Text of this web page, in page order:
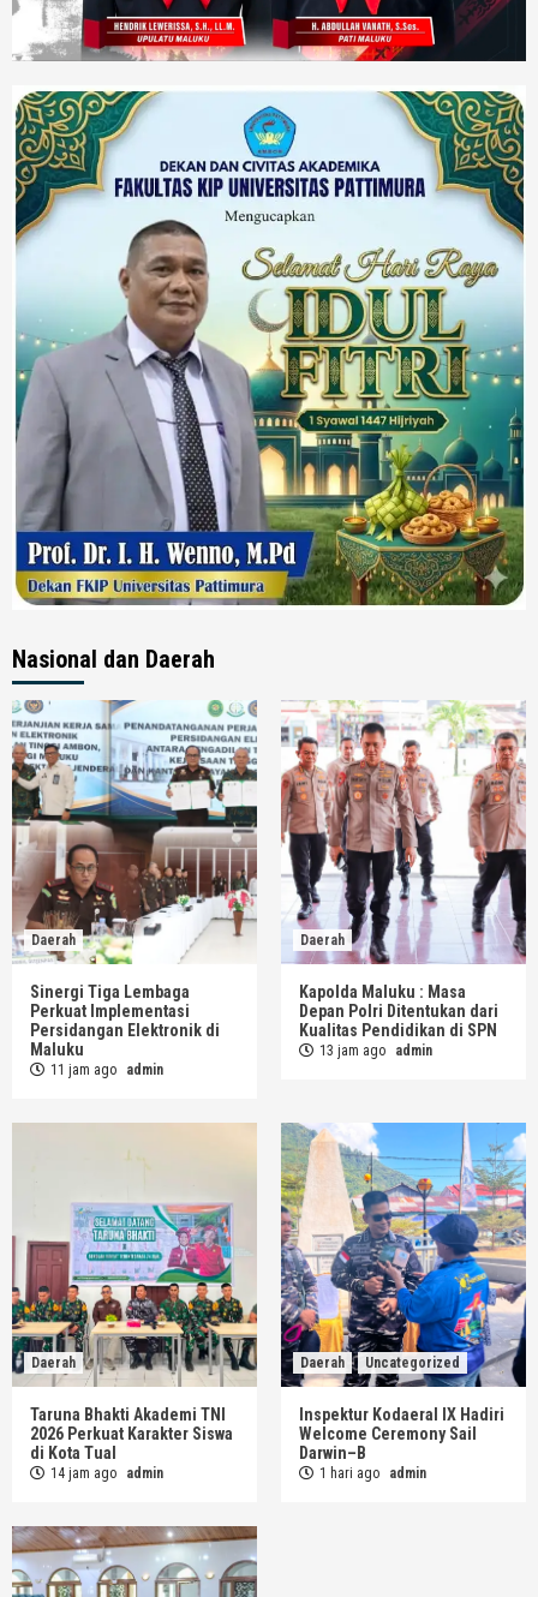
Nasional dan Daerah
Daerah
Sinergi Tiga Lembaga
Perkuat Implementasi
Persidangan Elektronik di
Maluku
11 jam ago admin
Daerah
Kapolda Maluku : Masa
Depan Polri Ditentukan dari
Kualitas Pendidikan di SPN
13 jam ago admin
Daerah
Taruna Bhakti Akademi TNI
2026 Perkuat Karakter Siswa
di Kota Tual
14 jam ago admin
Daerah Uncategorized
Inspektur Kodaeral IX Hadiri
Welcome Ceremony Sail
Darwin–B
1 hari ago admin